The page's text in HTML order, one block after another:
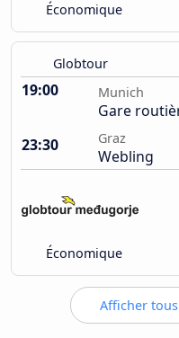
Économique
Globtour
19:00 Munich
Gare
23:30
Graz
Webling
Économique
Afficher